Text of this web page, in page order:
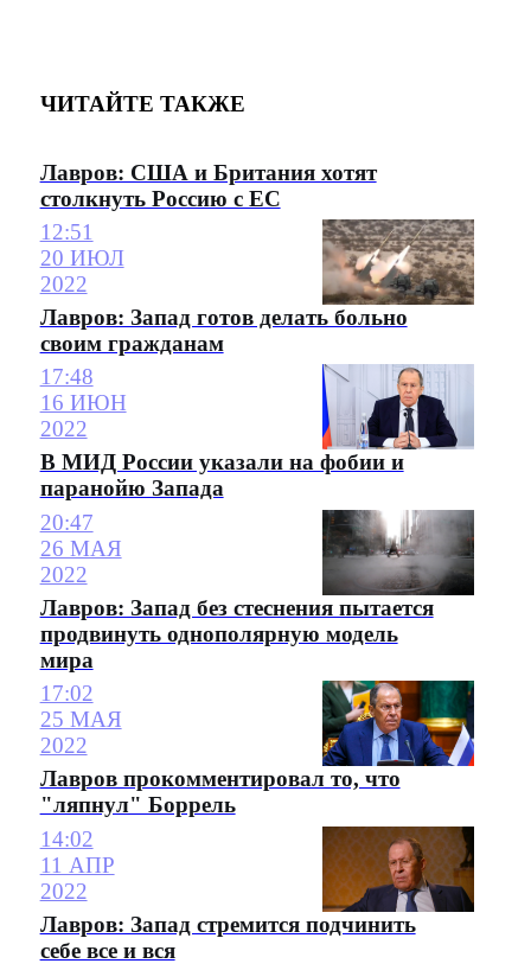
ЧИТАЙТЕ ТАКЖЕ
Лавров: США и Британия хотят
столкнуть Россию с ЕС
12:51
20 ИЮЛ
2022
Лавров: Запад готов делать больно
своим гражданам
17:48
16 ИЮН
2022
В МИД России указали на фобии и
паранойю Запада
20:47
26 МАЯ
2022
Лавров: Запад без стеснения пытается
продвинуть однополярную модель
мира
17:02
25 МАЯ
2022
Лавров прокомментировал то, что
"ляпнул" Боррель
14:02
11 АПР
2022
Лавров: Запад стремится подчинить
себе все и вся